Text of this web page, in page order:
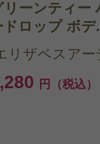
リーンティー
ドロップ ボデ
リザベスアー
円（税込）